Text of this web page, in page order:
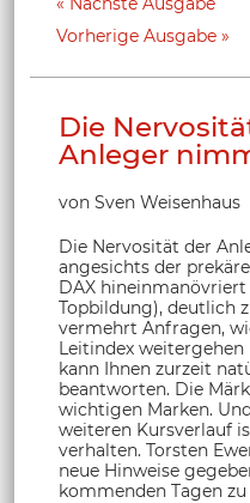
Vorherige Ausgabe
Die
Anleger
von Sven Weisenhaus
Die Nervosität der
angesichts der
DAX
Topbildung), deutlich
vermehrt Anfragen,
Leitindex
kann Ihnen zurzeit
beantworten. Die
wichtigen Marken.
weiteren Kursverlauf
verhalten. Torsten
neue Hinweise
kommenden Tagen